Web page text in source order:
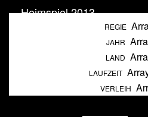
Heimspiel2013
REGIE
JAHR
LAND
LAUFZEIT
VERLEIH